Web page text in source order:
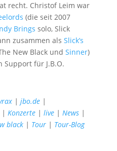
recht. Christof Leim war
(die seit 2007
Brings solo, Slick
zusammen als Slick’s
New Black und Sinner)
für J.B.O.
| jbo.de|
Konzerte| live| News|
black| Tour| Tour-Blog